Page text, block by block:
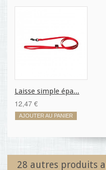
Laisse simple épa...
12,47 €
AJOUTER AU PANIER
28 autres produits